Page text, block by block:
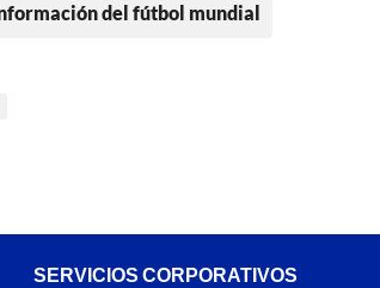
del fútbol mundial
SERVICIOS CORPORATIVOS